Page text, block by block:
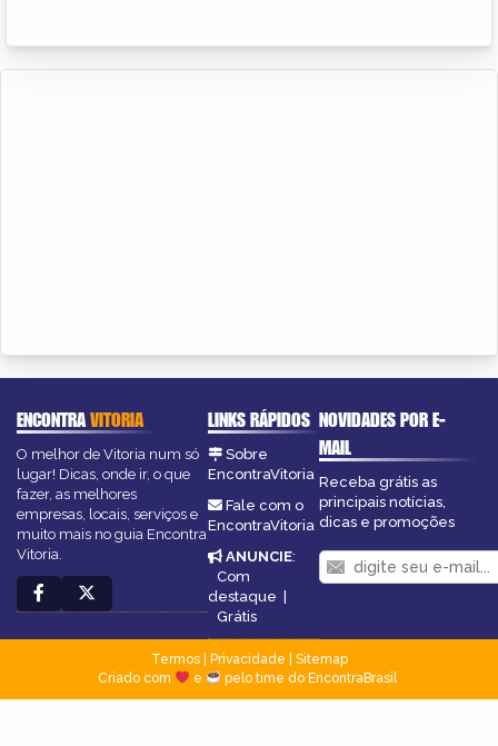
ENCONTRAVITORIA
O melhor de Vitoria num só
lugar! Dicas, onde ir, o que
fazer, as melhores
empresas, locais, serviços e
muito mais no guia Encontra
Vitoria.
LINKS RÁPIDOS
Sobre
EncontraVitoria
Fale com o
EncontraVitoria
ANUNCIE:
Com
destaque |
Grátis
NOVIDADES POR E-
MAIL
Receba grátis as
principais notícias,
dicas e promoções
Termos| Privacidade
Sitemap
Criado com
e pelo time do EncontraBrasil